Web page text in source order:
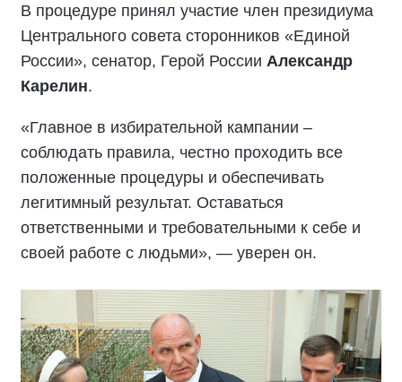
В процедуре принял участие член президиума
Центрального совета сторонников «Единой
России», сенатор, Герой России Александр
Карелин.
«Главное в избирательной кампании –
соблюдать правила, честно проходить все
положенные процедуры и обеспечивать
легитимный результат. Оставаться
ответственными и требовательными к себе и
своей работе с людьми», — уверен он.